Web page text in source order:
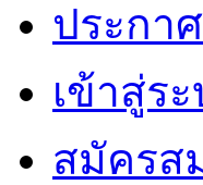
ประกา
เข้าสู่ร
สมัครส